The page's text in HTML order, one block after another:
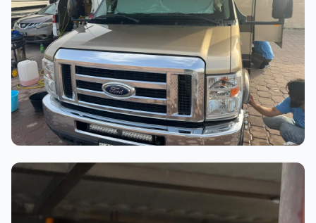
عملية الغسيل